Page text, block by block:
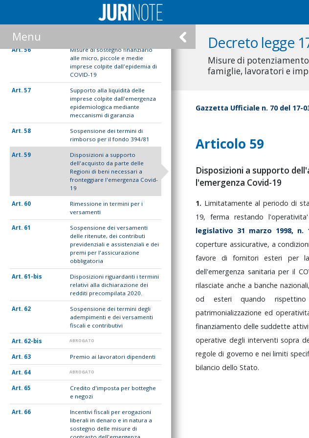
Decreto legge
Misure di
famiglie, lavoratori e
Menu
55
Misure di sostegno finanziario
56
Misure di sostegno finanziario
alle micro, piccole e medie
imprese colpite dall'epidemia di
COVID-19
57
Supporto alla liquidità delle
imprese colpite dall'emergenza
epidemiologica mediante
meccanismi di garanzia
58
Sospensione dei termini di
rimborso per il fondo 394/81
59
Disposizioni a supporto
dell'acquisto da parte delle
Regioni di beni necessari a
fronteggiare l'emergenza Covid-
19
60
Rimessione in termini per i
versamenti
61
Sospensione dei versamenti
delle ritenute, dei contributi
previdenziali e assistenziali e dei
premi per l'assicurazione
obbligatoria
61-bis
Disposizioni riguardanti i termini
relativi alla dichiarazione dei
redditi precompilata 2020.
62
Sospensione dei termini degli
adempimenti e dei versamenti
fiscali e contributivi
62-bis ABROGATO
63 Premio ai lavoratori dipendenti
64 ABROGATO
65
Credito d'imposta per botteghe
e negozi
66
Incentivi fiscali per erogazioni
liberali in denaro e in natura a
sostegno delle misure di
Gazzetta Ufficiale n. 70 del 17-
Articolo 59
Disposizioni a supporto
l'emergenza Covid-19
1. Limitatamente al periodo di
19, ferma restando l'operativita'
legislativo 31 marzo 1998, n.
coperture assicurative, acondizioni
favoredifornitoriesteri per
dell'emergenza sanitariaper il
rilasciate anche a banche nazionali,
od esteriquando
patrimonializzazioneed
finanziamento delle suddette
operative degli interventisopra
regoledi governoe neilimiti
bilancio dello Stato.